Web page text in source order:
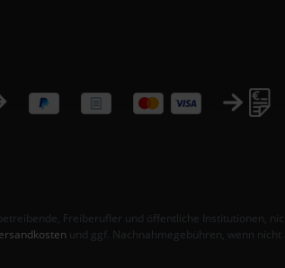
Freiberufler und öffentliche Institutionen,
und ggf. Nachnahmegebühren, wenn